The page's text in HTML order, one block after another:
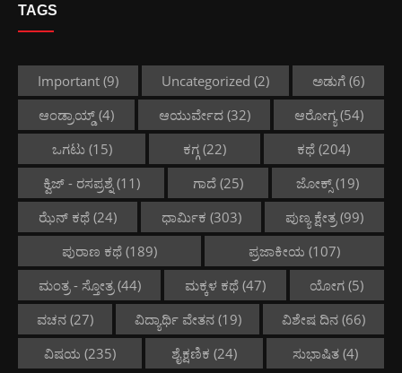
TAGS
Important (9) Uncategorized (2) ಅಡುಗೆ (6)
ಆಂಡ್ರಾಯ್ಡ್(4) ಆಯುರ್ವೇದ(32) ಆರೋಗ್ಯ(54)
ಒಗಟು(15) ಕಗ್ಗ(22) ಕಥೆ (204)
ಕ್ವಿಜ್ - ರಸಪ್ರಶ್ನೆ(11) ಗಾದೆ(25) ಜೋಕ್ಸ್(19)
ಝೆನ್ ಕಥೆ(24) ಧಾರ್ಮಿಕ (303) ಪುಣ್ಯ ಕ್ಷೇತ್ರ(99)
ಪುರಾಣ ಕಥೆ (189) ಪ್ರಜಾಕೀಯ (107)
ಮಂತ್ರ - ಸ್ತೋತ್ರ(44) ಮಕ್ಕಳ ಕಥೆ(47) ಯೋಗ (5)
ವಚನ(27) ವಿದ್ಯಾರ್ಥಿ ವೇತನ(19) ವಿಶೇಷ ದಿನ (66)
ವಿಷಯ (235) ಶೈಕ್ಷಣಿಕ (24) ಸುಭಾಷಿತ (4)